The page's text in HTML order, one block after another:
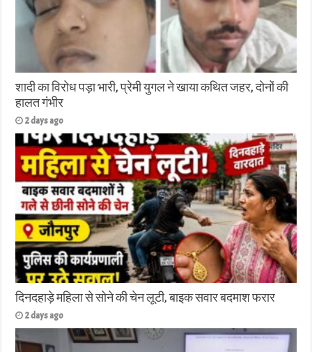
शादी का विरोध पड़ा भारी, प्रेमी युगल ने खाया कथित जहर, दोनों की
हालत गंभीर
2 days ago
दिनदहाड़े महिला से सोने की चेन लूटी, बाइक सवार बदमाश फरार
2 days ago